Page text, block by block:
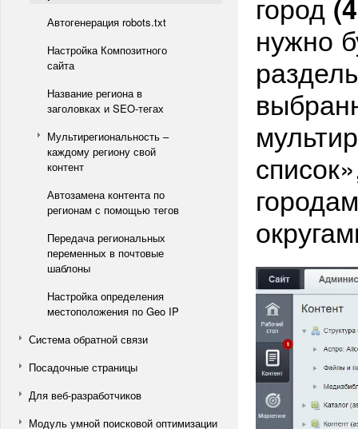
Автогенерация robots.txt
Настройка Композитного
сайта
Название региона в
заголовках и SEO-тегах
Мультирегиональность –
каждому региону свой
контент
Автозамена контента по
регионам с помощью тегов
Передача региональных
переменных в почтовые
шаблоны
Настройка определения
местоположения по Geo IP
Система обратной связи
Посадочные страницы
Для веб-разработчиков
Модуль умной поисковой оптимизации
нужно